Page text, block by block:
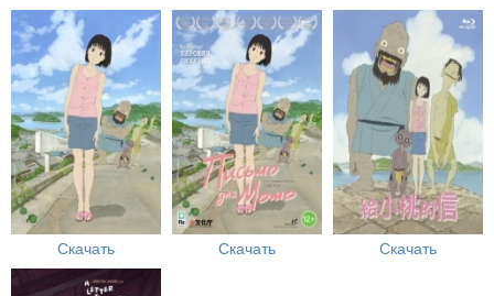
Скачать Скачать Скачать